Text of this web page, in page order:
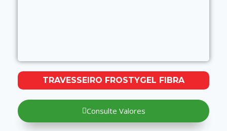
TRAVESSEIRO FROSTYGEL FIBRA
Consulte Valores